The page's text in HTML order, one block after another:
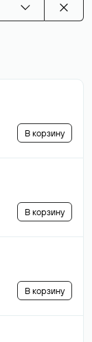
В корзину
В корзину
В корзину